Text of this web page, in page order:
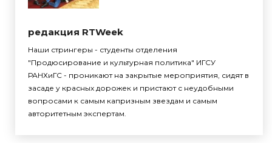
редакция RTWeek
Наши стрингеры - студенты отделения
"Продюсирование и культурная политика" ИГСУ
РАНХиГС - проникают на закрытые мероприятия, сидят в
засаде у красных дорожек и пристают с неудобными
вопросами к самым капризным звездам и самым
авторитетным экспертам.